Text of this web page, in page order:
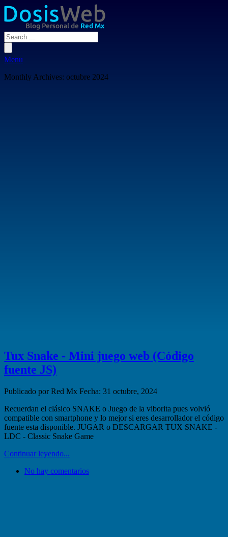
Menu
Monthly Archives: octubre 2024
Tux Snake - Mini juego web (Código
fuente JS)
Publicado por Red Mx Fecha: 31 octubre, 2024
Recuerdan el clásico SNAKE o Juego de la viborita pues volvió
compatible con smartphone y lo mejor si eres desarrollador el código
fuente esta disponible. JUGAR o DESCARGAR TUX SNAKE -
LDC - Classic Snake Game
Continuar leyendo...
No hay comentarios